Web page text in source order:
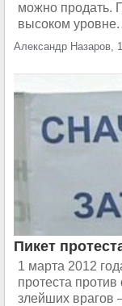
можно продать.
высоком
Александр Назаров,
Пикет
1 марта 2012
протеста
злейших врагов